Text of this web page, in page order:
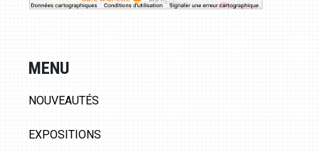
MENU
NOUVEAUTÉS
EXPOSITIONS